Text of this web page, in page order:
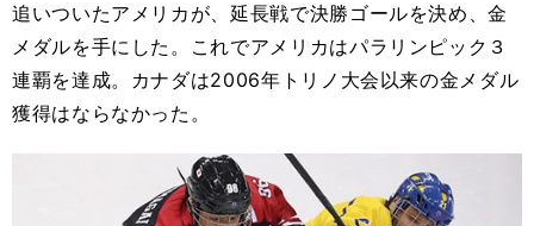
追いついたアメリカが、延長戦で決勝ゴールを決め、金
メダルを手にした。これでアメリカはパラリンピック３
連覇を達成。カナダは2006年トリノ大会以来の金メダル
獲得はならなかった。